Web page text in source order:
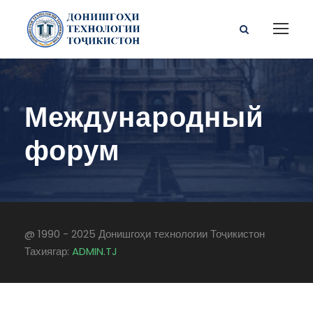
Международный
форум
@ 1990 - 2025 Донишгоҳи технологии Тоҷикистон
Тахиягар: ADMIN.TJ